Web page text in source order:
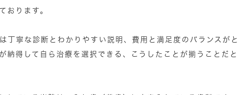
おります。
丁寧な診断とわかりやすい説明、費用と満足度のバランスがと
納得して自ら治療を選択できる、こうしたことが揃うことだと